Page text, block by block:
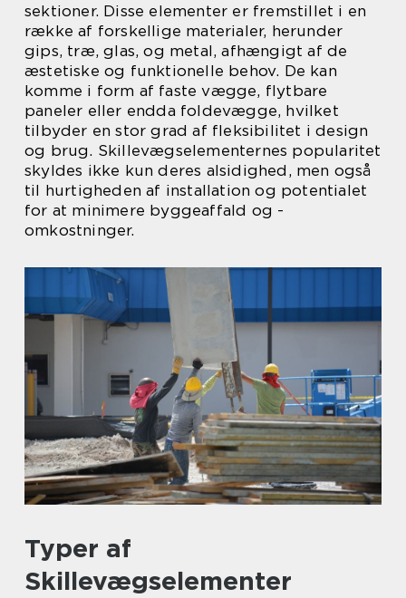
sektioner. Disse elementer er fremstillet i en
række af forskellige materialer, herunder
gips, træ, glas, og metal, afhængigt af de
æstetiske og funktionelle behov. De kan
komme i form af faste vægge, flytbare
paneler eller endda foldevægge, hvilket
tilbyder en stor grad af fleksibilitet i design
og brug. Skillevægselementernes popularitet
skyldes ikke kun deres alsidighed, men også
til hurtigheden af installation og potentialet
for at minimere byggeaffald og -
omkostninger.
Typer af
Skillevægselementer